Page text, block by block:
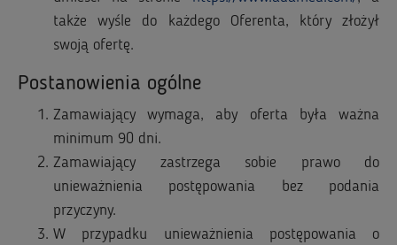
także wyśle do każdego Oferenta, który złożył
swoją ofertę.
Postanowienia ogólne
Zamawiający wymaga, aby oferta była ważna
minimum 90 dni.
Zamawiający zastrzega sobie prawo do
unieważnienia postępowania bez podania
przyczyny.
W przypadku unieważnienia postępowania o